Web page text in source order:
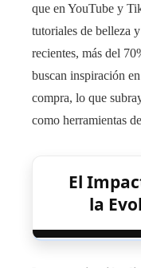
que en YouTube y
tutoriales de belleza
recientes, más del
buscan inspiración
compra, lo que
como herramientas
El
la